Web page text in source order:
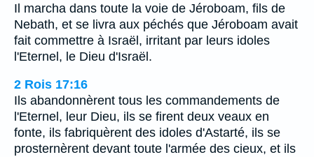
Il marcha dans toute la voie de Jéroboam, fils de
Nebath, et se livra aux péchés que Jéroboam avait
fait commettre à Israël, irritant par leurs idoles
l'Eternel, le Dieu d'Israël.
2 Rois 17:16
Ils abandonnèrent tous les commandements de
l'Eternel, leur Dieu, ils se firent deux veaux en
fonte, ils fabriquèrent des idoles d'Astarté, ils se
prosternèrent devant toute l'armée des cieux, et ils